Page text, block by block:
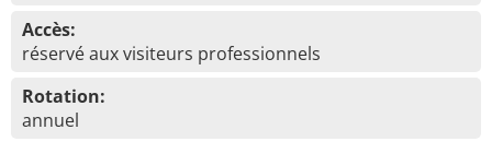
Accès:
réservé aux visiteurs professionnels
Rotation:
annuel